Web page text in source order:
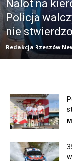
Nalot na
Policja
nie
Redakcja Rzeszów